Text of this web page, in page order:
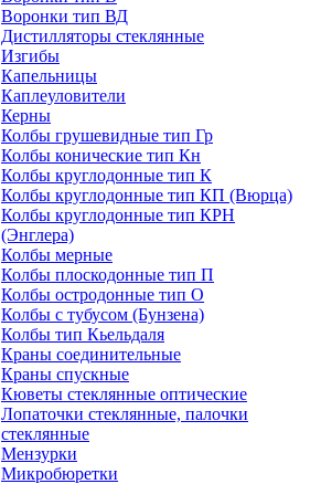
Воронки тип ВД
Дистилляторы стеклянные
Изгибы
Капельницы
Каплеуловители
Керны
Колбы грушевидные тип Гр
Колбы конические тип Кн
Колбы круглодонные тип К
Колбы круглодонные тип КП (Вюрца)
Колбы круглодонные тип КРН
(Энглера)
Колбы мерные
Колбы плоскодонные тип П
Колбы остродонные тип О
Колбы с тубусом (Бунзена)
Колбы тип Кьельдаля
Краны соединительные
Краны спускные
Кюветы стеклянные оптические
Лопаточки стеклянные, палочки
стеклянные
Мензурки
Микробюретки